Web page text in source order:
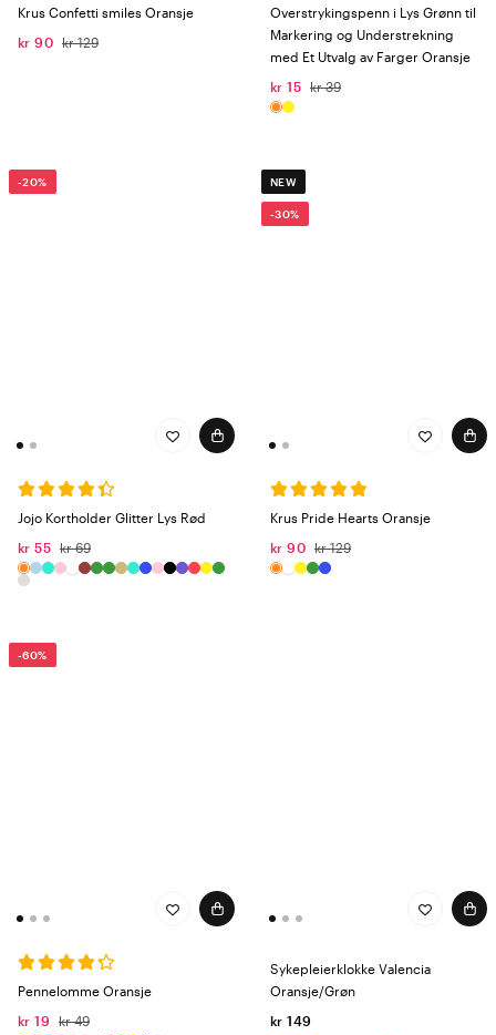
Krus Confetti smiles Oransje
kr 90 kr 129
Overstrykingspenn i Lys Grønn til
Markering og Understrekning
med Et Utvalg av Farger Oransje
kr 15 kr 39
-20%
Jojo Kortholder Glitter Lys Rød
kr 55 kr 69
NEW
-30%
Krus Pride Hearts Oransje
kr 90 kr 129
-60%
Pennelomme Oransje
kr 19
kr 49
Sykepleierklokke Valencia
Oransje/Grøn
kr 149